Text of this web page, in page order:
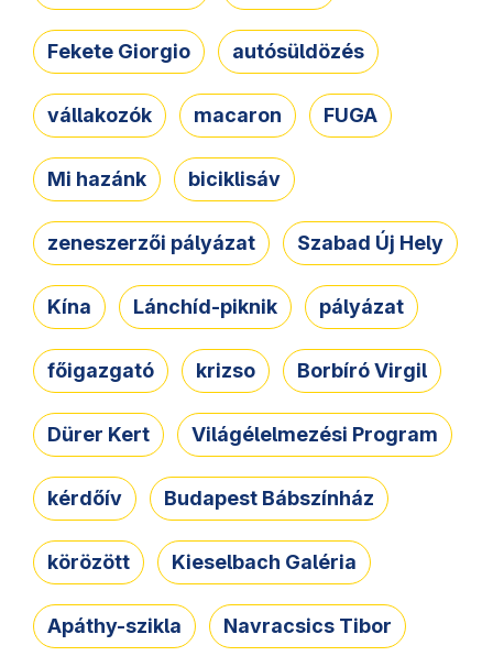
Fekete Giorgio autósüldözés
vállakozók macaron FUGA
Mi hazánk biciklisáv
zeneszerzői pályázat Szabad Új Hely
Kína Lánchíd-piknik pályázat
főigazgató krizso Borbíró Virgil
Dürer Kert Világélelmezési Program
kérdőív Budapest Bábszínház
körözött Kieselbach Galéria
Apáthy-szikla Navracsics Tibor